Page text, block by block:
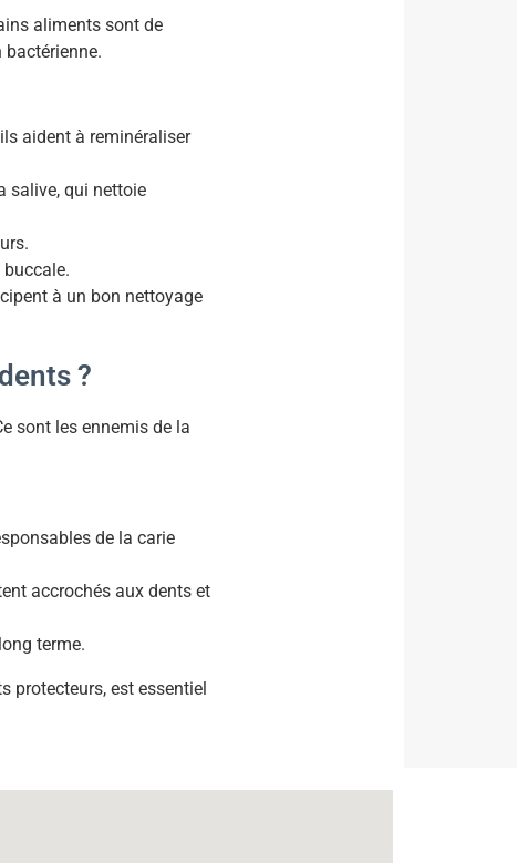
aliments sont de
aident à reminéraliser
salive, qui nettoie
à un bon nettoyage
?
sont les ennemis de la
de la carie
accrochés aux dents et
terme.
protecteurs, est essentiel